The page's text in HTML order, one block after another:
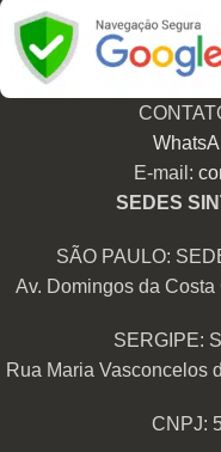
E-mail:
SEDES
SÃO PAULO:
Av. Domingos da
SERGIPE:
Rua Maria Vasconcelos
CNPJ: